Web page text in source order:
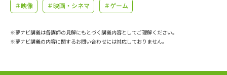
学問の教科書 夢ナビライブ
ユーザーサポート
＃映像 ＃映画・シネマ ＃ゲーム
※夢ナビ講義は各講師の見解にもとづく講義内容としてご理解ください。
※夢ナビ講義の内容に関するお問い合わせには対応しておりません。